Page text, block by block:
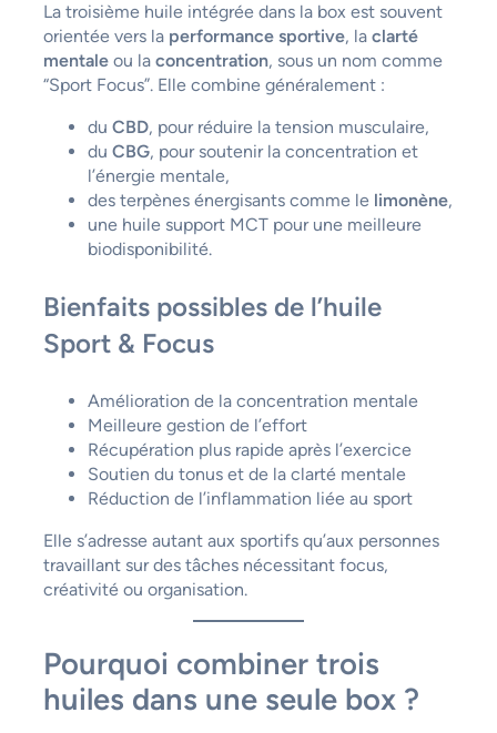
La troisième huile intégrée dans la box est souvent
orientée vers la performance sportive, la clarté
mentaleou la concentration, sous un nom comme
“Sport Focus”. Elle combine généralement :
du CBD, pour réduire la tension musculaire,
du CBG, pour soutenir la concentration et
l’énergie mentale,
des terpènes énergisants comme le limonène,
une huile support MCT pour une meilleure
biodisponibilité.
Bienfaits possibles de l’huile
Sport & Focus
Amélioration de la concentration mentale
Meilleure gestion de l’effort
Récupération plus rapide après l’exercice
Soutien du tonus et de la clarté mentale
Réduction de l’inflammation liée au sport
Elle s’adresse autant aux sportifs qu’aux personnes
travaillant sur des tâches nécessitant focus,
créativité ou organisation.
Pourquoi combiner trois
huiles dans une seule box ?